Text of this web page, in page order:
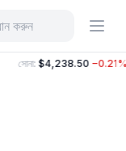
করুন
সোনা: $4,238.50 −0.21%